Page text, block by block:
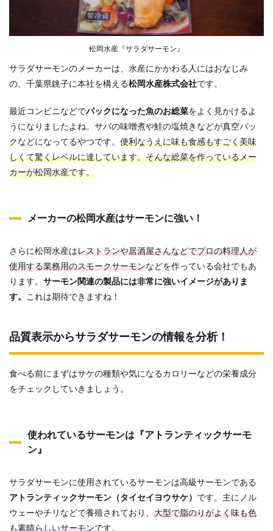
松岡水産『サラダサーモン』
サラダサーモンのメーカーは、水産にかかわる人にはおなじみ
の、千葉県銚子に本社を構える松岡水産株式会社です。
最近コンビニなどでパックになった魚のお総菜をよく見かけるよ
うになりましたよね。サバの味噌煮や鮭の塩焼きなどが真空パッ
クなどになってるやつです。 便利なうえに味も食感もすごく美味
しくて驚くレベルに達しています。そんな総菜を作っているメー
カーが松岡水産です。
メーカーの松岡水産はサーモンに強い！
さらに松岡水産はレストランや居酒屋さんなどでプロの料理人が
使用する業務用のスモークサーモンなどを作っている会社でもあ
ります。 サーモン関連の製品には非常に強いイメージがありま
す。
これは期待できますね！
品質表示からサラダサーモンの情報を分析！
食べる前にまずはサケの種類や気になるカロリーなどの栄養成分
をチェックしていきましょう。
使われているサーモンは『アトランティックサーモ
ン』
サラダサーモンに使用されているサーモンは高級サーモンである
アトランティックサーモン（タイセイヨウサケ） です。主にノル
ウェーやチリなどで養殖されており、 大型で脂のりがよく味も色
も素晴らしいサーモンです。